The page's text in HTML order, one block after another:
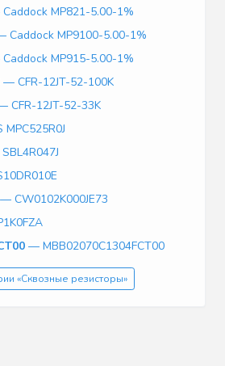
MP821-5.00-1%
Caddock MP9100-5.00-1%
MP915-5.00-1%
— CFR-12JT-52-100K
CFR-12JT-52-33K
— CW0102K000JE73
— MBB02070C1304FCT00
«Сквозные резисторы»